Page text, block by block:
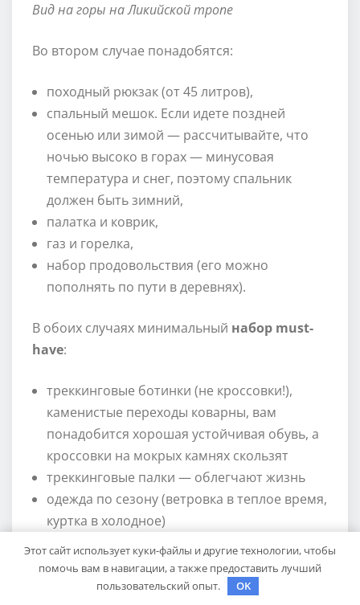
Вид на горы на Ликийской тропе
Во втором случае понадобятся:
походный рюкзак (от 45 литров),
спальный мешок. Если идете поздней
осенью или зимой — рассчитывайте, что
ночью высоко в горах — минусовая
температура и снег, поэтому спальник
должен быть зимний,
палатка и коврик,
газ и горелка,
набор продовольствия (его можно
пополнять по пути в деревнях).
В обоих случаях минимальный набор must-
have:
треккинговые ботинки (не кроссовки!),
каменистые переходы коварны, вам
понадобится хорошая устойчивая обувь, а
кроссовки на мокрых камнях скользят
треккинговые палки — облегчают жизнь
одежда по сезону (ветровка в теплое время,
куртка в холодное)
флисовая кофта всегда
фонарик, спасет, если задержитесь в пути
фляга для воды
Этот сайт использует куки-файлы и другие технологии, чтобы
помочь вам в навигации, а также предоставить лучший
пользовательский опыт.
OK